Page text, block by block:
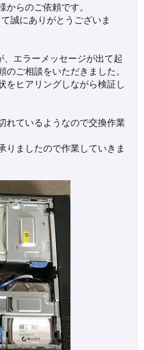
らのご依頼です。
誠にありがとうございま
エラーメッセージが出て起
ご相談をいただきました。
をヒアリングしながら検証し
れているようなので交換作業
りましたので作業していきま